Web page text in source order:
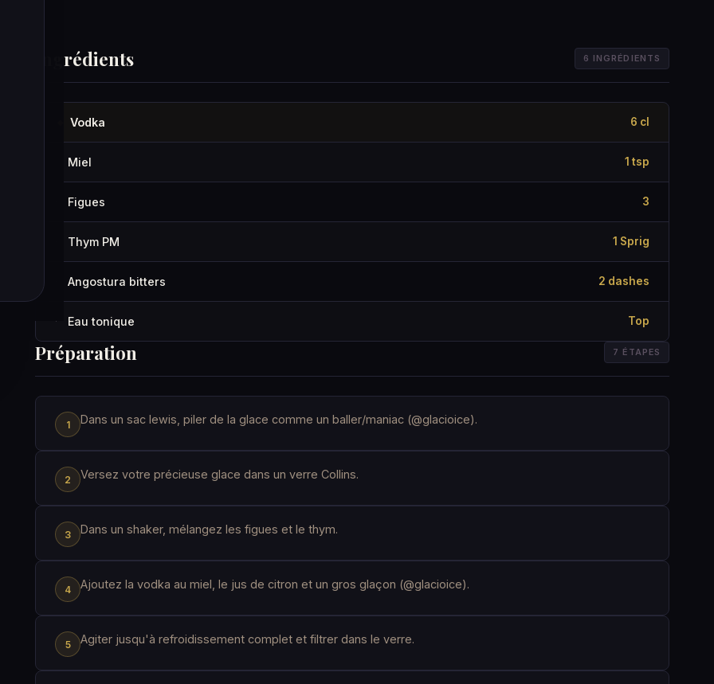
Ingrédients 6 INGRÉDIENTS
Vodka 6 cl
Miel 1 tsp
Figues 3
Thym PM 1 Sprig
Angostura bitters 2 dashes
· Eau tonique Top
Préparation 7 ÉTAPES
Dans un sac lewis, piler de la glace comme un baller/maniac (@glacioice).
Versez votre précieuse glace dans un verre Collins.
Dans un shaker, mélangez les figues et le thym.
Ajoutez la vodka au miel, le jus de citron et un gros glaçon (@glacioice).
Agiter jusqu'à refroidissement complet et filtrer dans le verre.